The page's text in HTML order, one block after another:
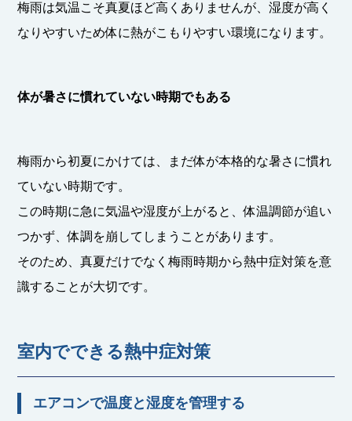
梅雨は気温こそ真夏ほど高くありませんが、湿度が高く
なりやすいため体に熱がこもりやすい環境になります。
体が暑さに慣れていない時期でもある
梅雨から初夏にかけては、まだ体が本格的な暑さに慣れ
ていない時期です。
この時期に急に気温や湿度が上がると、体温調節が追い
つかず、体調を崩してしまうことがあります。
そのため、真夏だけでなく梅雨時期から熱中症対策を意
識することが大切です。
室内でできる熱中症対策
エアコンで温度と湿度を管理する